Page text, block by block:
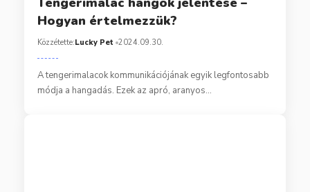
Hogyan értelmezzük?
Közzétette:Lucky Pet 2024.09.30.
A tengerimalacok kommunikációjának egyik legfontosabb
módja a hangadás. Ezek az apró, aranyos…